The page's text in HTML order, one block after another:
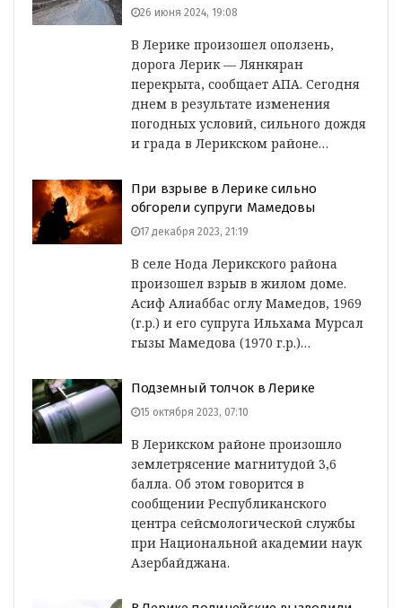
26 июня 2024, 19:08
В Лерике произошел оползень,
дорога Лерик — Лянкяран
перекрыта, сообщает АПА. Сегодня
днем в результате изменения
погодных условий, сильного дождя
и града в Лерикском районе…
При взрыве в Лерике сильно
обгорели супруги Мамедовы
17 декабря 2023, 21:19
В селе Нода Лерикского района
произошел взрыв в жилом доме.
Асиф Алиаббас оглу Мамедов, 1969
(г.р.) и его супруга Ильхама Мурсал
гызы Мамедова (1970 г.р.)…
Подземный толчок в Лерике
15 октября 2023, 07:10
В Лерикском районе произошло
землетрясение магнитудой 3,6
балла. Об этом говорится в
сообщении Республиканского
центра сейсмологической службы
при Национальной академии наук
Азербайджана.